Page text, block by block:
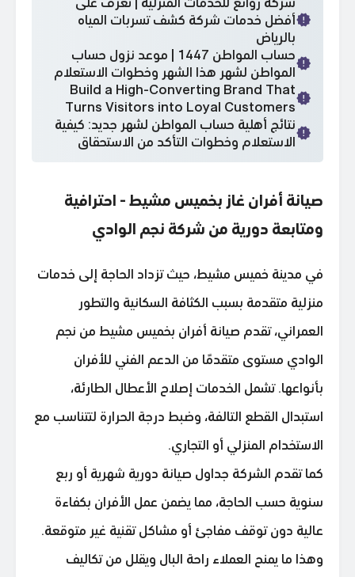
أفضل خدمات شركة كشف تسربات المياه
بالرياض
حساب المواطن 1447 | موعد نزول حساب
المواطن لشهر هذا الشهر وخطوات الاستعلام
Build a High-Converting Brand That
Turns Visitors into Loyal Customers
نتائج أهلية حساب المواطن لشهر جديد: كيفية
الاستعلام وخطوات التأكد من الاستحقاق
صيانة أفران غاز بخميس مشيط - احترافية
ومتابعة دورية من شركة نجم الوادي
في مدينة خميس مشيط، حيث تزداد الحاجة إلى خدمات
منزلية متقدمة بسبب الكثافة السكانية والتطور
العمراني، تقدم صيانة أفران بخميس مشيط من نجم
الوادي مستوى متقدمًا من الدعم الفني للأفران
بأنواعها. تشمل الخدمات إصلاح الأعطال الطارئة،
استبدال القطع التالفة، وضبط درجة الحرارة لتتناسب مع
الاستخدام المنزلي أو التجاري.
كما تقدم الشركة جداول صيانة دورية شهرية أو ربع
سنوية حسب الحاجة، مما يضمن عمل الأفران بكفاءة
عالية دون توقف مفاجئ أو مشاكل تقنية غير متوقعة.
وهذا ما يمنح العملاء راحة البال ويقلل من تكاليف